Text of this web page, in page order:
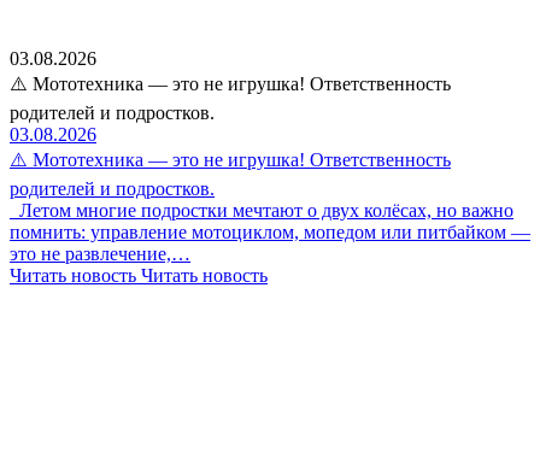
03.08.2026
⚠️ Мототехника — это не игрушка! Ответственность
родителей и подростков.
03.08.2026
⚠️ Мототехника — это не игрушка! Ответственность
родителей и подростков.
Летом многие подростки мечтают о двух колёсах, но важно
помнить: управление мотоциклом, мопедом или питбайком —
это не развлечение,…
Читать новость Читать новость